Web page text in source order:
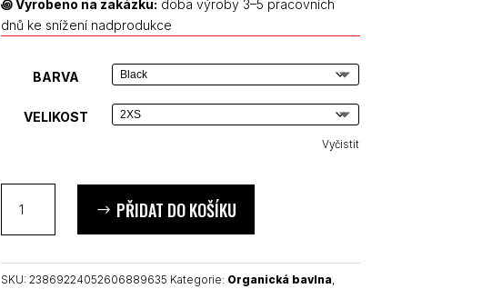
꩜Vyrobeno na zakázku: doba výroby 3–5 pracovních
dnů ke snížení nadprodukce
BARVA
VELIKOST
Vyčistit
Israel
Palestina
unisex
PŘIDAT DO KOŠÍKU
SKU: 23869224052606889635 Kategorie: Organická bavlna